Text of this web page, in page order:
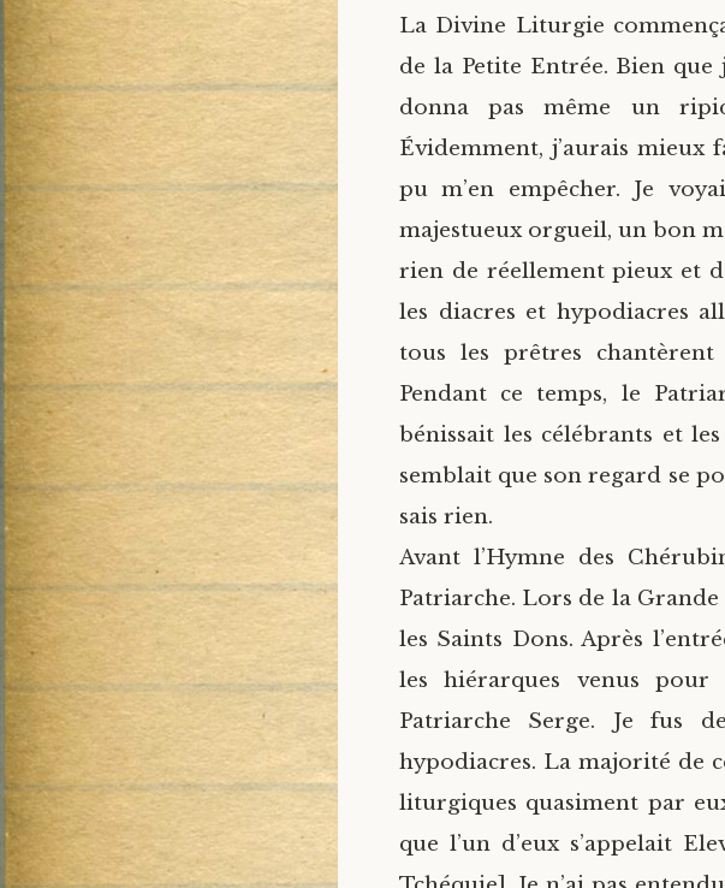
La Divine Liturgie
de la Petite Entrée. Bien
donna pas même un
Évidemment, j’aurais mieux
pu m’en empêcher. Je
majestueux orgueil, un bon
rien de réellement pieux et
les diacres et hypodiacres
tous les prêtres chantèrent
Pendant ce temps, le
bénissait les célébrants et
semblait que son regard se
sais rien.
Avant l’Hymne des
Patriarche. Lors de la
les Saints Dons. Après
les hiérarques venus pour
Patriarche Serge. Je fus
hypodiacres. La majorité de
liturgiques quasiment par
que l’un d’eux s’appelait